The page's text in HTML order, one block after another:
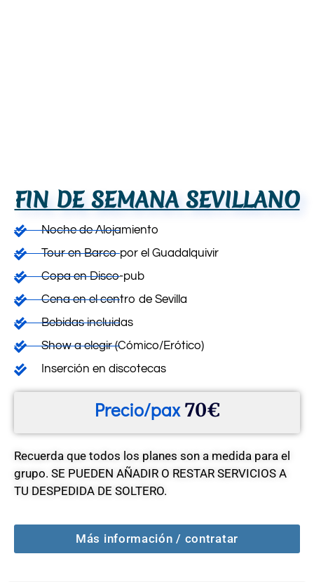
FIN DE SEMANA SEVILLANO
Noche de Alojamiento
Tour en Barco por el Guadalquivir
Copa en Disco-pub
Cena en el centro de Sevilla
Bebidas incluidas
Show a elegir (Cómico/Erótico)
Inserción en discotecas
Precio/pax 70€
Recuerda que todos los planes son a medida para el
grupo. SE PUEDEN AÑADIR O RESTAR SERVICIOS A
TU DESPEDIDA DE SOLTERO.
Más información / contratar